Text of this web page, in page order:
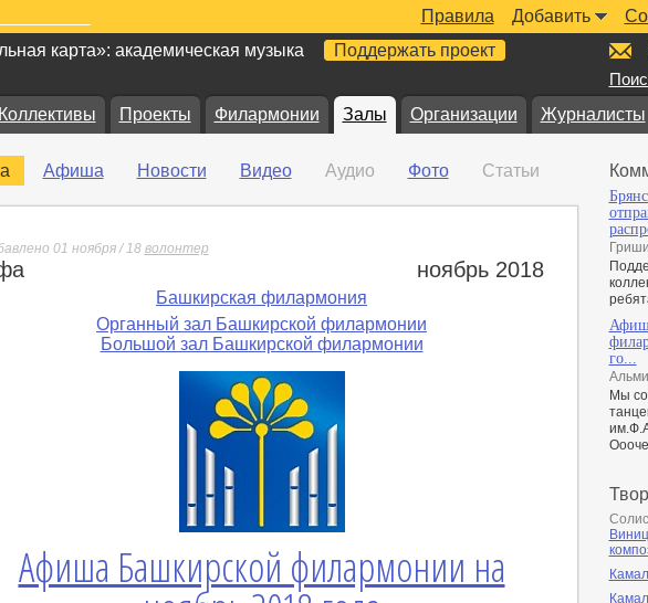
Добавить
Правила
карта»: академическая музыка Поддержать проект
Коллективы Проекты Филармонии Залы Организации Журналисты
Афиша Новости Видео Аудио Фото Статьи
01 ноября / 18 волонтер
ноябрь 2018
Башкирская филармония
Органный зал Башкирской филармонии
Большой зал Башкирской филармонии
Афиша Башкирской филармонии на
го...
Мы